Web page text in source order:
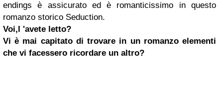
endings è assicurato ed è romanticissimo in questo
romanzo storico Seduction.
Voi,l 'avete letto?
Vi è mai capitato di trovare in un romanzo elementi
che vi facessero ricordare un altro?